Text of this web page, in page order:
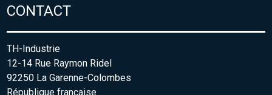
CONTACT
TH-Industrie
12-14 Rue Raymon Ridel
92250 La Garenne-Colombes
République française